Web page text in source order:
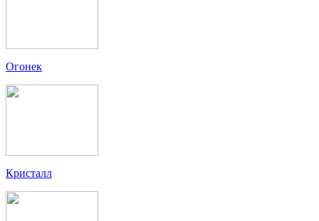
Огонек
Кристалл